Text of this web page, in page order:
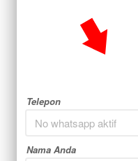
Telepon
Nama Anda